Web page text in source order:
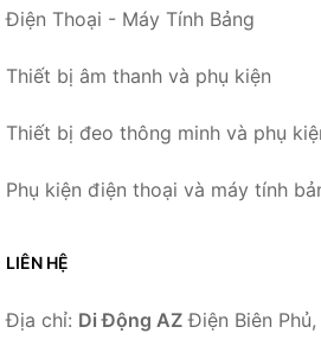
Điện Thoại - Máy Tính Bảng
Thiết bị âm thanh và phụ kiện
Thiết bị đeo thông minh và phụ
Phụ kiện điện thoại và máy tính
LIÊN HỆ
Địa chỉ: Di Động AZ Điện Biên